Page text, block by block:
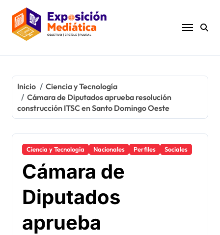
contenido
Inicio
Ciencia y Tecnología
Cámara de Diputados aprueba resolución
construcción ITSC en Santo Domingo Oeste
Ciencia y Tecnología Nacionales Perfiles Sociales
Cámara de
Diputados
aprueba